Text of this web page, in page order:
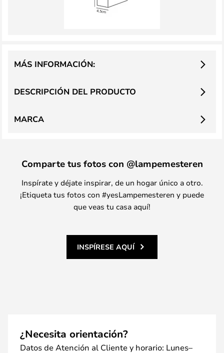
DESCRIPCIÓN DEL PRODUCTO
MÁS INFORMACIÓN:
MARCA
Comparte tus fotos con @lampemesteren
Inspírate y déjate inspirar, de un hogar único a otro.
¡Etiqueta tus fotos con #yesLampemesteren y puede
que veas tu casa aquí!
INSPÍRESE AQUÍ
¿Necesita orientación?
Datos de Atención al Cliente y horario: Lunes–